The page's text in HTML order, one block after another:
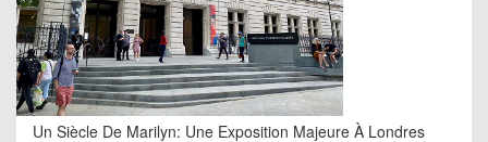
Un Siècle De Marilyn: Une Exposition Majeure À Londres